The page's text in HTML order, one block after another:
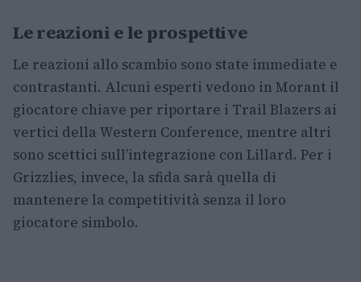
Le reazioni e le prospettive
Le reazioni allo scambio sono state immediate e
contrastanti. Alcuni esperti vedono in Morant il
giocatore chiave per riportare i Trail Blazers ai
vertici della Western Conference, mentre altri
sono scettici sull’integrazione con Lillard. Per i
Grizzlies, invece, la sfida sarà quella di
mantenere la competitività senza il loro
giocatore simbolo.